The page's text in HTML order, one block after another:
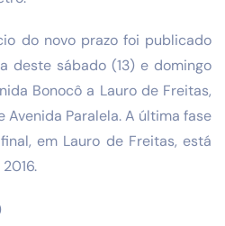
do novo prazo foi publicado
deste sábado (13) e domingo
Bonocô a Lauro de Freitas,
Avenida Paralela. A última fase
em Lauro de Freitas, está